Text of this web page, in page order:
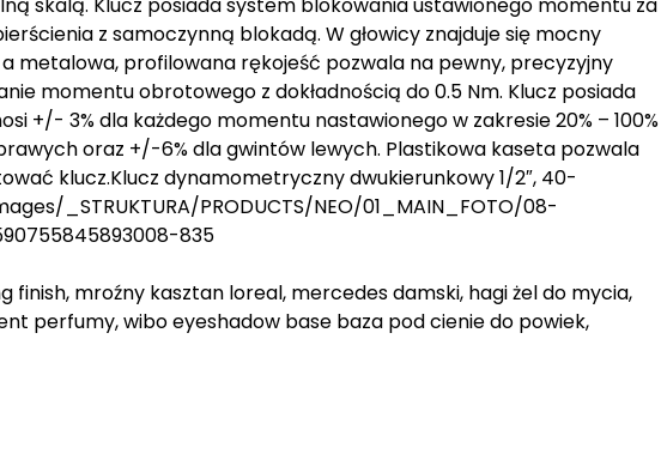
z samoczynną blokadą. W głowicy znajduje się mocny
metalowa, profilowana rękojeść pozwala na pewny, precyzyjny
momentu obrotowego z dokładnością do 0.5 Nm. Klucz posiada
+/- 3% dla każdego momentu nastawionego w zakresie 20% – 100%
oraz +/-6% dla gwintów lewych. Plastikowa kaseta pozwala
klucz.Klucz dynamometryczny dwukierunkowy 1/2″, 40-
_STRUKTURA/PRODUCTS/NEO/01_MAIN_FOTO/08-
835
finish, mroźny kasztan loreal, mercedes damski, hagi żel do mycia,
perfumy, wibo eyeshadow base baza pod cienie do powiek,